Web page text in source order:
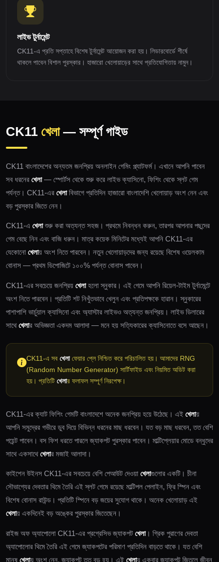
লাইভ টুর্নামেন্ট
CK11-এ প্রতি সপ্তাহে বিশেষ টুর্নামেন্ট আয়োজন করা হয়। লিডারবোর্ডে শীর্ষে
থাকলে পাবেন বিশাল পুরস্কার। হাজারো খেলোয়াড়ের সাথে প্রতিযোগিতায় নামুন।
CK11 খেলা— সম্পূর্ণ গাইড
CK11 বাংলাদেশের অন্যতম জনপ্রিয় অনলাইন গেমিং প্ল্যাটফর্ম। এখানে আপনি পাবেন
সব ধরনের খেলা— স্পোর্টস থেকে শুরু করে লাইভ ক্যাসিনো, ফিশিং থেকে স্লট গেম
পর্যন্ত। CK11-এর খেলাবিভাগে প্রতিদিন হাজারো বাংলাদেশি খেলোয়াড় অংশ নেন এবং
বড় পুরস্কার জিতে নেন।
CK11-এ খেলাশুরু করা অত্যন্ত সহজ। প্রথমে নিবন্ধন করুন, তারপর আপনার পছন্দের
গেম বেছে নিন এবং বাজি ধরুন। মাত্র কয়েক মিনিটের মধ্যেই আপনি CK11-এর
যেকোনো খেলায় অংশ নিতে পারবেন। নতুন খেলোয়াড়দের জন্য রয়েছে বিশেষ ওয়েলকাম
বোনাস — প্রথম ডিপোজিটে ১০০% পর্যন্ত বোনাস পাবেন।
CK11-এর সবচেয়ে জনপ্রিয় খেলাহলো স্নুকার। এই গেমে আপনি রিয়েল-টাইম টুর্নামেন্টে
অংশ নিতে পারবেন। প্রতিটি শট নিখুঁতভাবে খেলুন এবং প্রতিপক্ষকে হারান। স্নুকারের
পাশাপাশি ভার্চুয়াল ক্যাসিনো এবং অ্যাস্টার লাইভও অত্যন্ত জনপ্রিয়। লাইভ ডিলারের
সাথে খেলার অভিজ্ঞতা একদম আলাদা — মনে হয় সত্যিকারের ক্যাসিনোতে বসে আছেন।
CK11-এ সবখেলাফেয়ার প্লে নিশ্চিত করে পরিচালিত হয়। আমাদের RNG
(Random Number Generator) সার্টিফাইড এবং নিয়মিত অডিট করা
হয়। প্রতিটিখেলার ফলাফল সম্পূর্ণ নিরপেক্ষ।
CK11-এর ক্যাট ফিশিং গেমটি বাংলাদেশে অনেক জনপ্রিয় হয়ে উঠেছে। এই খেলায়
আপনি সমুদ্রের গভীরে ডুব দিয়ে বিভিন্ন ধরনের মাছ ধরবেন। যত বড় মাছ ধরবেন, তত বেশি
পয়েন্ট পাবেন। বস ফিশ ধরতে পারলে জ্যাকপট পুরস্কার পাবেন। মাল্টিপ্লেয়ার মোডে বন্ধুদের
সাথে একসাথে খেলার মজাই আলাদা।
কাইশেন উইনস CK11-এর সবচেয়ে বেশি পেআউট দেওয়া খেলাগুলোর একটি। চীনা
সৌভাগ্যের দেবতার থিমে তৈরি এই স্লট গেমে রয়েছে মাল্টিপল পেলাইন, ফ্রি স্পিন এবং
বিশেষ বোনাস রাউন্ড। প্রতিটি স্পিনে বড় জয়ের সুযোগ থাকে। অনেক খেলোয়াড় এই
খেলায় একদিনেই বড় অঙ্কের পুরস্কার জিতেছেন।
রাইজ অফ অ্যাপোলো CK11-এর প্রগ্রেসিভ জ্যাকপট খেলা। গ্রিক পুরাণের দেবতা
অ্যাপোলোর থিমে তৈরি এই গেমে জ্যাকপটের পরিমাণ প্রতিদিন বাড়তে থাকে। যত বেশি
মানুষ খেলায় অংশ নেন, জ্যাকপট তত বড় হয়। এই খেলায় একবার জ্যাকপট জিতলে জীবন